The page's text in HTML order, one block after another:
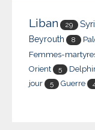
Liban 29
Beyrouth 8
Femmes-
Orient
5
jour
5 Guerre